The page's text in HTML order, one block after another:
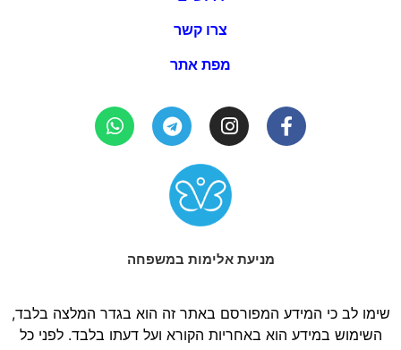
צרו קשר
מפת אתר
מניעת אלימות במשפחה
שימו לב כי המידע המפורסם באתר זה הוא בגדר המלצה בלבד,
השימוש במידע הוא באחריות הקורא ועל דעתו בלבד. לפני כל